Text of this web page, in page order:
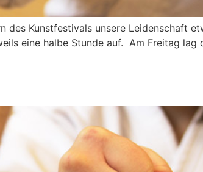
des Kunstfestivals unsere Leidenschaft
eine halbe Stunde auf. Am Freitag lag